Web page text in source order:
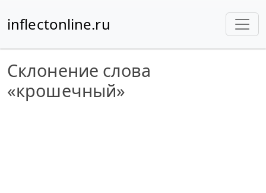
inflectonline.ru
Склонение слова
«крошечный»